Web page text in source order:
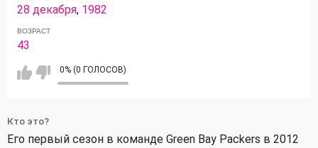
28 декабря, 1982
ВОЗРАСТ
43
0% (0 ГОЛОСОВ)
Кто это?
Его первый сезон в команде Green Bay Packers в 2012